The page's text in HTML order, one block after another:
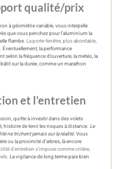
qualité/prix
à géométrie variable, vous interpelle
que vous penchez pour l’aluminium la
flambe. La porte-fenêtre, plus abordable,
Éventuellement, la performance
selon la fréquence d’ouverture, la météo, la
sur la durée, comme un marathon
et l’entretien
quitte à investir dans des volets
histoire de tenir les risques à distance. Le
ne trichent jamais sur la réalité. Vous
ou la proximité d’arbres, là encore
d’entretien s’impose comme critère,
La vigilance de long terme paie bien